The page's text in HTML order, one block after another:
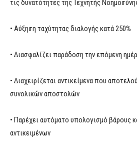
τις δυνατότητες της Τεχνητής
• Αύξηση ταχύτητας διαλογής κατά 250%
• Διασφαλίζει παράδοση την επόμενη
• Διαχειρίζεται αντικείμενα που
συνολικών αποστολών
• Παρέχει αυτόματο υπολογισμό βάρους
αντικειμένων